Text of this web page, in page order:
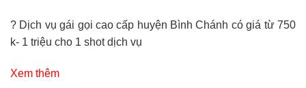
? Dịch vụ gái gọi cao cấp huyện Bình Chánh có giá từ 750
k- 1 triệu cho 1 shot dịch vụ
Xem thêm